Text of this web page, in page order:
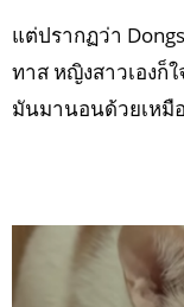
แต่ปรากฏว่า
ทาส หญิงสาวเองก็
มันมานอนด้วยเหมื